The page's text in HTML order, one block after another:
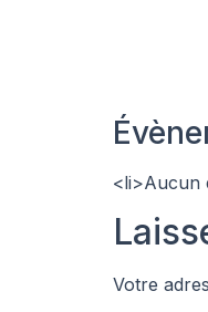
<li>Aucun
Votre